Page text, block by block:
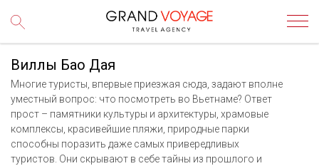
Виллы Бао Дая
Многие туристы, впервые приезжая сюда, задают вполне
уместный вопрос: что посмотреть во Вьетнаме? Ответ
прост – памятники культуры и архитектуры, храмовые
комплексы, красивейшие пляжи, природные парки
способны поразить даже самых привередливых
туристов. Они скрывают в себе тайны из прошлого и